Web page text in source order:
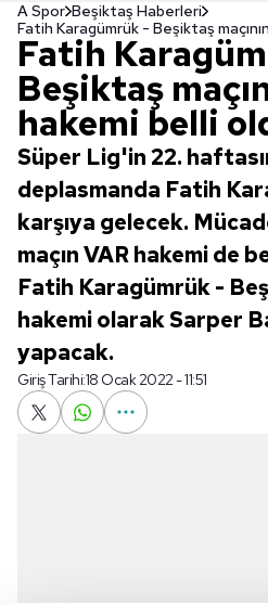
A Spor Beşiktaş Haberleri
Fatih Karagümrük - Beşiktaş
Fatih
Beşiktaş
hakemi belli
Süper Lig'in 22.
deplasmanda Fatih
karşıya gelecek.
maçın VAR hakemi de
Fatih Karagümrük -
hakemi olarak Sarper
yapacak.
Giriş Tarihi:18 Ocak 2022 - 11:51